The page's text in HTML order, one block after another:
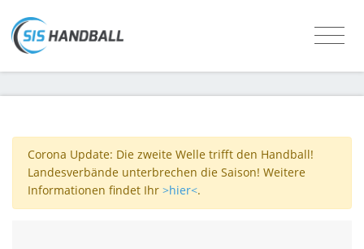
Corona Update: Die zweite Welle trifft den Handball!
Landesverbände unterbrechen die Saison! Weitere
Informationen findet Ihr >hier<.